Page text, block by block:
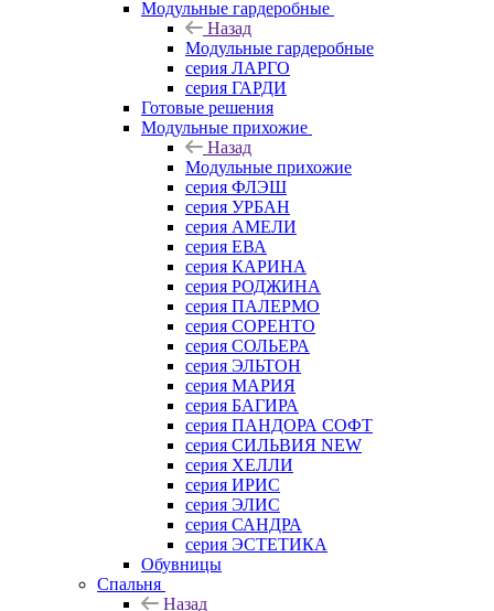
Модульные гардеробные
Назад
Модульные гардеробные
серия ЛАРГО
серия ГАРДИ
Готовые решения
Модульные прихожие
Назад
Модульные прихожие
серия ФЛЭШ
серия УРБАН
серия АМЕЛИ
серия ЕВА
серия КАРИНА
серия РОДЖИНА
серия ПАЛЕРМО
серия СОРЕНТО
серия СОЛЬЕРА
серия ЭЛЬТОН
серия МАРИЯ
серия БАГИРА
серия ПАНДОРА СОФТ
серия СИЛЬВИЯ NEW
серия ХЕЛЛИ
серия ИРИС
серия ЭЛИС
серия САНДРА
серия ЭСТЕТИКА
Обувницы
Спальня
Назад